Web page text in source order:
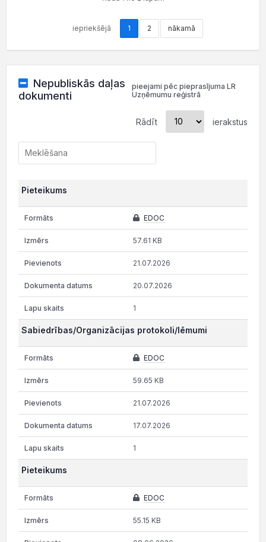
iepriekšējā 1 2 nākamā
Nepubliskās daļas
dokumenti
pieejami pēc pieprasījuma LR
Uzņēmumu reģistrā
Rādīt ierakstus
Pieteikums
EDOC
57.61 KB
21.07.2026
20.07.2026
1
Sabiedrības/Organizācijas protokoli/lēmumi
EDOC
59.65 KB
21.07.2026
17.07.2026
1
Pieteikums
EDOC
55.15 KB